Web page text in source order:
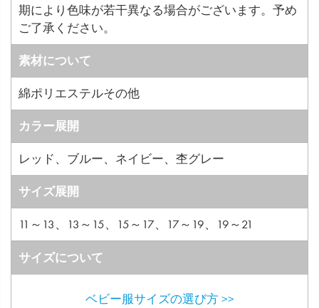
期により色味が若干異なる場合がございます。予め
ご了承ください。
素材について
綿ポリエステルその他
カラー展開
レッド、ブルー、ネイビー、杢グレー
サイズ展開
11～13、13～15、15～17、17～19、19～21
サイズについて
ベビー服サイズの選び方 >>